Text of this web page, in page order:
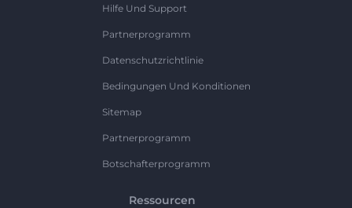
Hilfe Und Support
Partnerprogramm
Datenschutzrichtlinie
Bedingungen Und Konditionen
Sitemap
Partnerprogramm
Botschafterprogramm
Ressourcen